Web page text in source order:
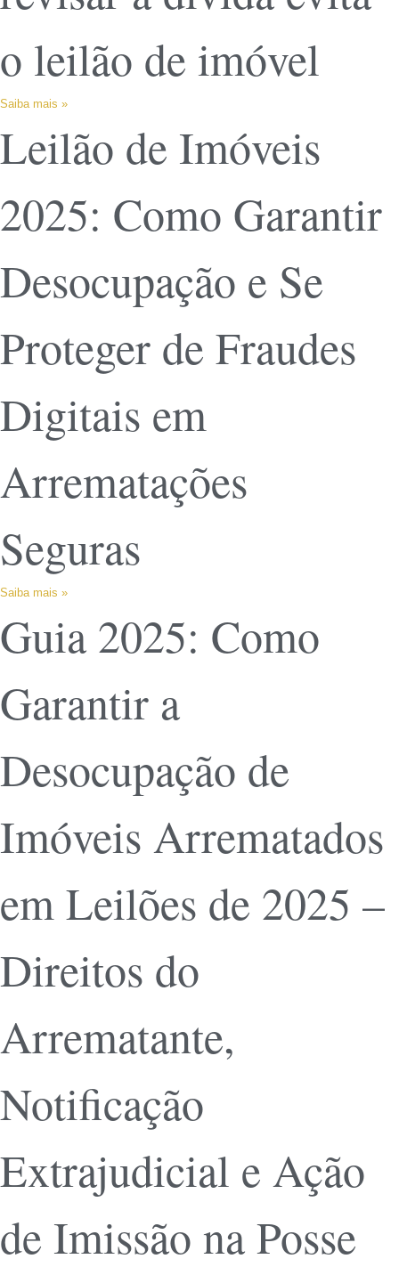
o leilão de imóvel
Saiba mais »
Leilão de Imóveis
2025: Como Garantir
Desocupação e Se
Proteger de Fraudes
Digitais em
Arrematações
Seguras
Saiba mais »
Guia 2025: Como
Garantir a
Desocupação de
Imóveis Arrematados
em Leilões de 2025 –
Direitos do
Arrematante,
Notificação
Extrajudicial e Ação
de Imissão na Posse